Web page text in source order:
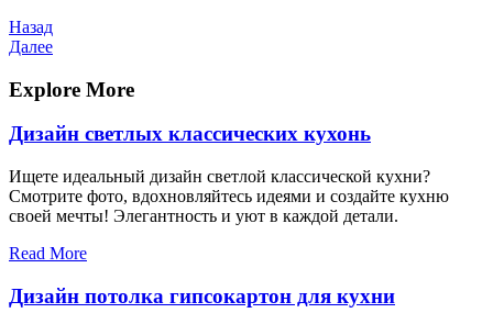
Навигация
по
записям
Предыдущая
запись
Назад
Следующая
Далее
Explore More
Дизайн светлых классических кухонь
Ищете идеальный дизайн светлой классической кухни?
Смотрите фото, вдохновляйтесь идеями и создайте кухню
своей мечты! Элегантность и уют в каждой детали.
Read More
Дизайн потолка гипсокартон для кухни